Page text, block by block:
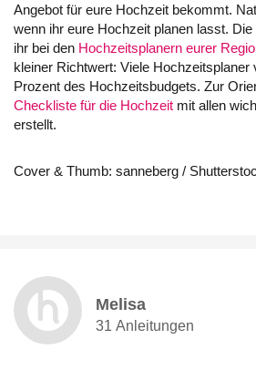
Angebot für eure Hochzeit bekommt.
wenn ihr eure Hochzeit planen lasst.
ihr bei den Hochzeitsplanern eurer
kleiner Richtwert: Viele Hochzeitsplaner
Prozent des Hochzeitsbudgets. Zur
Checkliste für die Hochzeit mit allen
erstellt.
Cover & Thumb: sanneberg /
Melisa
31 Anleitungen